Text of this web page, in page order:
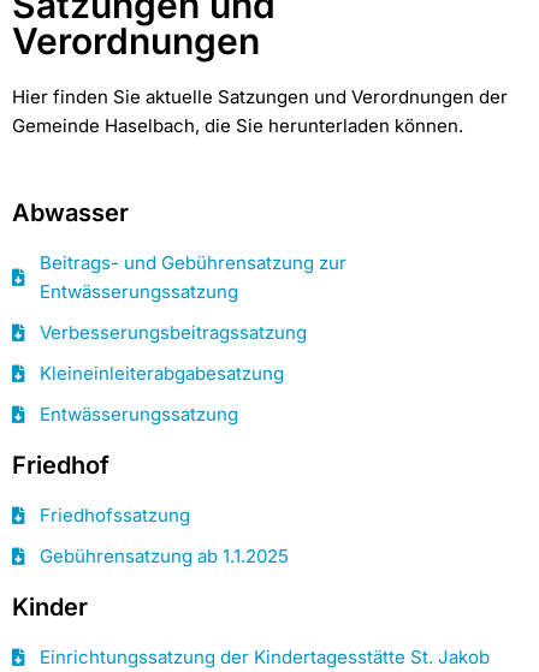
Verordnungen
Hier finden Sie aktuelle Satzungen und Verordnungen der
Gemeinde Haselbach, die Sie herunterladen können.
Abwasser
Beitrags- und Gebührensatzung zur
Entwässerungssatzung
Verbesserungsbeitragssatzung
Kleineinleiterabgabesatzung
Entwässerungssatzung
Friedhof
Friedhofssatzung
Gebührensatzung ab 1.1.2025
Kinder
Einrichtungssatzung der Kindertagesstätte St. Jakob